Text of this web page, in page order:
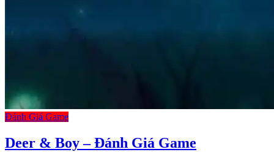
Đánh Giá Game
Deer & Boy – Đánh Giá Game